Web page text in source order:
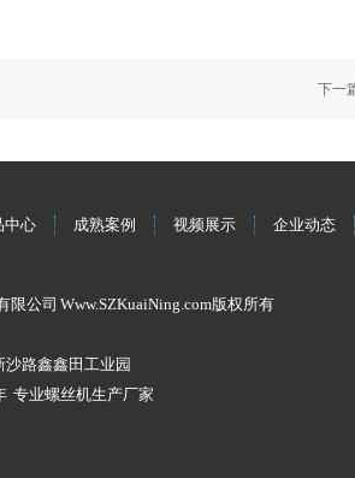
下一
中心 成熟案例 视频展示 企业动态
公司 Www.SZKuaiNing.com版权所有
路鑫鑫田工业园
专业螺丝机生产厂家